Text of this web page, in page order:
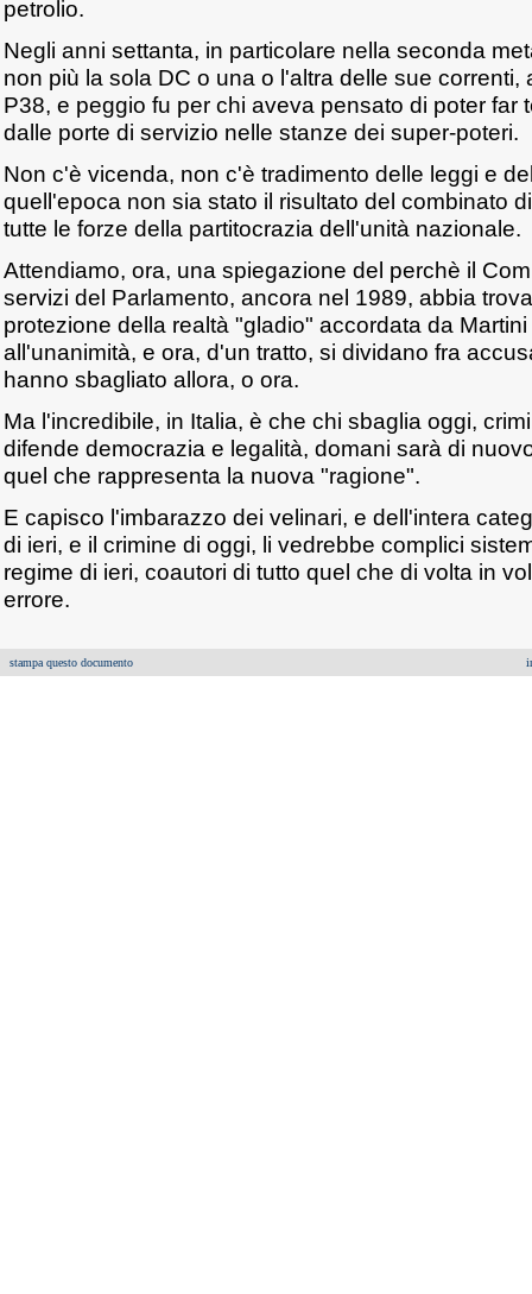
petrolio.
Negli anni settanta, in particolare nella seconda
non più la sola DC o una o l'altra delle sue correnti,
P38, e peggio fu per chi aveva pensato di poter far
dalle porte di servizio nelle stanze dei super-poteri.
Non c'è vicenda, non c'è tradimento delle leggi e
quell'epoca non sia stato il risultato del combinato
tutte le forze della partitocrazia dell'unità nazionale.
Attendiamo, ora, una spiegazione del perchè il
servizi del Parlamento, ancora nel 1989, abbia
protezione della realtà "gladio" accordata da
all'unanimità, e ora, d'un tratto, si dividano fra
hanno sbagliato allora, o ora.
Ma l'incredibile, in Italia, è che chi sbaglia oggi,
difende democrazia e legalità, domani sarà di
quel che rappresenta la nuova "ragione".
E capisco l'imbarazzo dei velinari, e dell'intera
di ieri, e il crimine di oggi, li vedrebbe complici
regime di ieri, coautori di tutto quel che di volta in
errore.
stampa questo documento